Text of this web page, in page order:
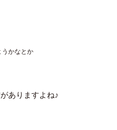
うかなとか
ありますよね♪